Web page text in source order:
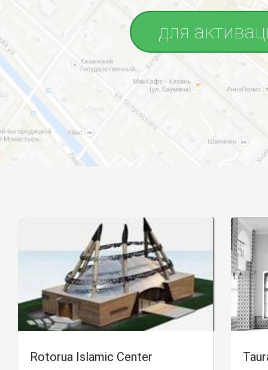
для
Rotorua Islamic Center